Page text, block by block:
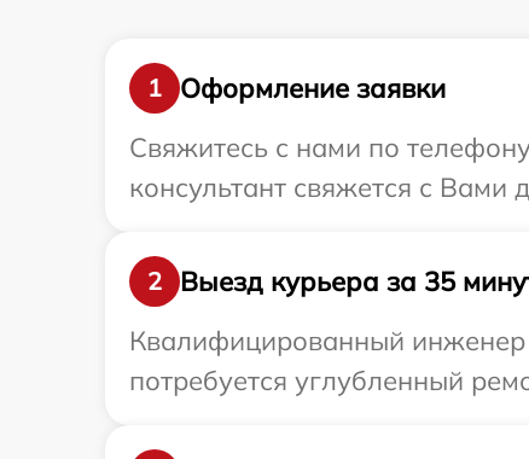
1
Оформление заявки
Свяжитесь с нами по
консультант свяжется с Вами
2
Выезд курьера за 35
Квалифицированный инженер
потребуется углубленный